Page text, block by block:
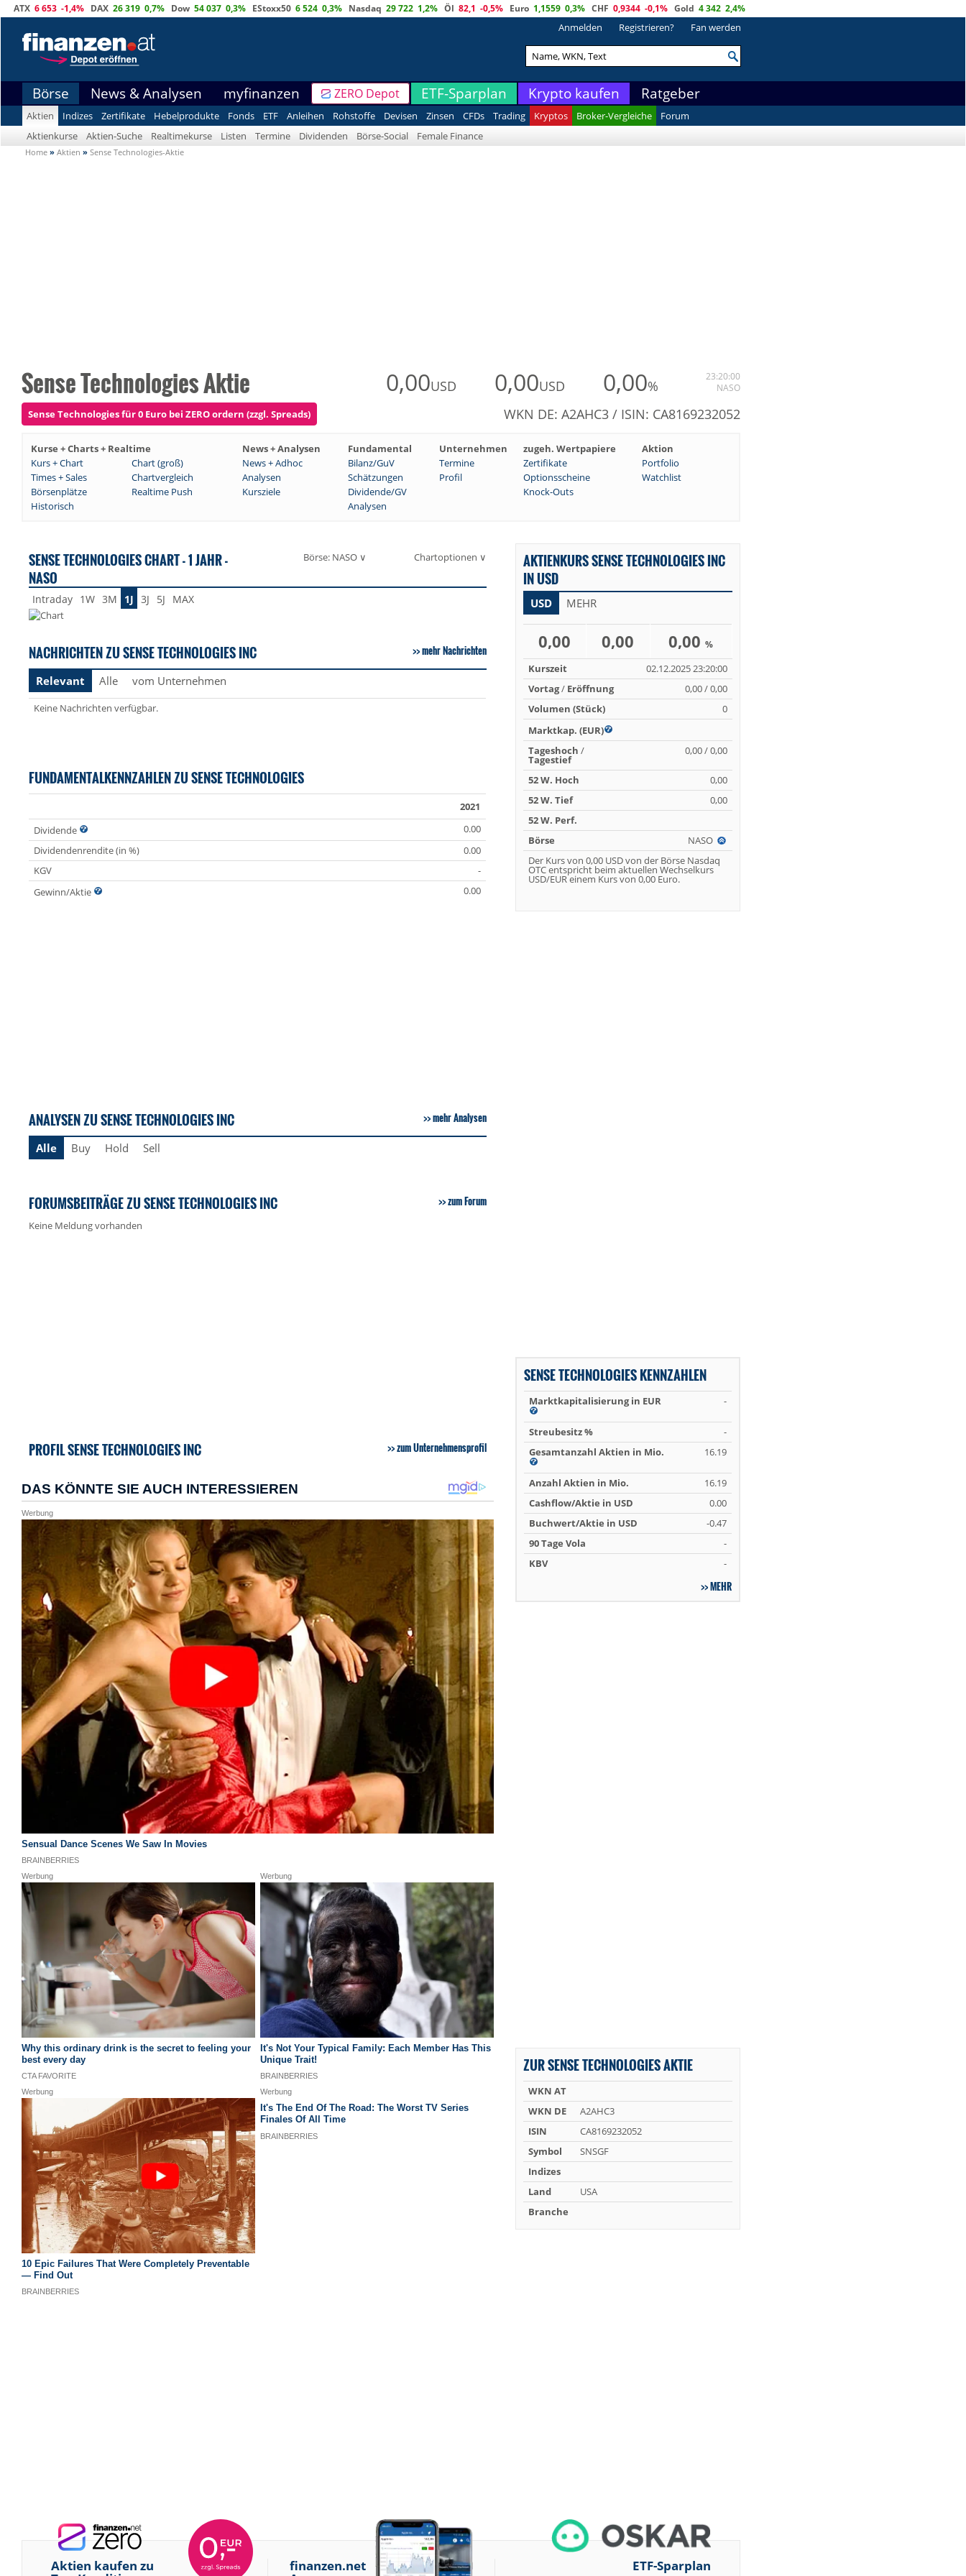
ATX 6 653 -1,4% DAX 26 319 0,7% Dow 54 037 0,3% EStoxx50 6 524 0,3% Nasdaq 29 722 1,2% Öl 82,1 -0,5% Euro 1,1559 0,3% CHF 0,9344 -0,1% Gold 4 342 2,4%
Anmelden Registrieren? Fan werden
Börse News & Analysen myfinanzen ZERO Depot ETF-Sparplan Krypto kaufen Ratgeber
Aktien Indizes Zertifikate Hebelprodukte Fonds ETF Anleihen Rohstoffe Devisen Zinsen CFDs Trading Kryptos Broker-Vergleiche
Forum
Aktienkurse
Aktien-Suche Realtimekurse Listen Termine Dividenden Börse-Social Female Finance
Home » Aktien » Sense Technologies-Aktie
Sense Technologies Aktie 0,00USD 0,00USD 0,00%
23:20:00
NASO
Sense Technologies für 0 Euro bei ZERO ordern (zzgl. Spreads) WKN DE: A2AHC3 / ISIN: CA8169232052
Kurse + Charts + Realtime News + Analysen Fundamental Unternehmen zugeh. Wertpapiere
Aktion
Kurs + Chart
Chart (groß) News + Adhoc Bilanz/GuV Termine Zertifikate
Portfolio
Times + Sales
Chartvergleich Analysen Schätzungen Profil Optionsscheine
Watchlist
Börsenplätze
Realtime Push Kursziele Dividende/GV
Knock-Outs
Historisch
Analysen
SENSE TECHNOLOGIES CHART - 1 JAHR -
NASO
Börse: NASO ∨ Chartoptionen ∨
Intraday 1W 3M 1J 3J 5J MAX
NACHRICHTEN ZU SENSE TECHNOLOGIES INC mehr Nachrichten
Relevant Alle vom Unternehmen
Keine Nachrichten verfügbar.
FUNDAMENTALKENNZAHLEN ZU SENSE TECHNOLOGIES
2021
Dividende
0.00
Dividendenrendite (in %)
0.00
KGV
-
Gewinn/Aktie
0.00
ANALYSEN ZU SENSE TECHNOLOGIES INC mehr Analysen
Alle Buy Hold Sell
FORUMSBEITRÄGE ZU SENSE TECHNOLOGIES INC zum Forum
Keine Meldung vorhanden
PROFIL SENSE TECHNOLOGIES INC zum Unternehmensprofil
AKTIENKURS SENSE TECHNOLOGIES INC
IN USD
USD MEHR
0,00 0,00 0,00%
Kurszeit
02.12.2025 23:20:00
Vortag/ Eröffnung
0,00 / 0,00
Volumen (Stück)
0
Marktkap. (EUR)
Tageshoch /
Tagestief
0,00 / 0,00
52 W. Hoch
0,00
52 W. Tief
0,00
52 W. Perf.
Börse
NASO
Der Kurs von 0,00 USD von der Börse Nasdaq
OTC entspricht beim aktuellen Wechselkurs
USD/EUR einem Kurs von 0,00 Euro.
SENSE TECHNOLOGIES KENNZAHLEN
Marktkapitalisierung in EUR -
Streubesitz %
-
Gesamtanzahl Aktien in Mio.
16.19
Anzahl Aktien in Mio.
16.19
Cashflow/Aktie in USD
0.00
Buchwert/Aktie in USD
-0.47
90 Tage Vola
-
KBV
-
MEHR
ZUR SENSE TECHNOLOGIES AKTIE
WKN AT
WKN DE
A2AHC3
ISIN
CA8169232052
Symbol
SNSGF
Indizes
Land
USA
Branche
Aktien kaufen zu finanzen.net ETF-Sparplan